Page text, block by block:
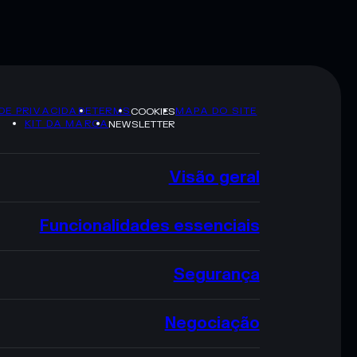
PRIVACIDADETERMSCOOKIESMAPA DO SITE
KIT DA MARCANEWSLETTER
Visão geral
Funcionalidades essenciais
Segurança
Negociação